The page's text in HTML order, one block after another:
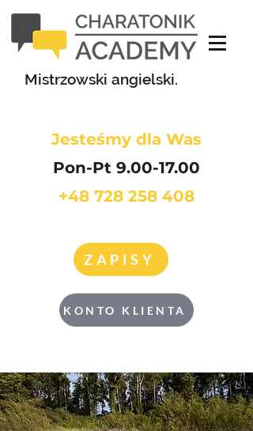
Jesteśmy dla Was
Pon-Pt 9.00-17.00
+48 728 258 408
KONTO KLIENTA
ZAPISY
Mistrzowski angielski.